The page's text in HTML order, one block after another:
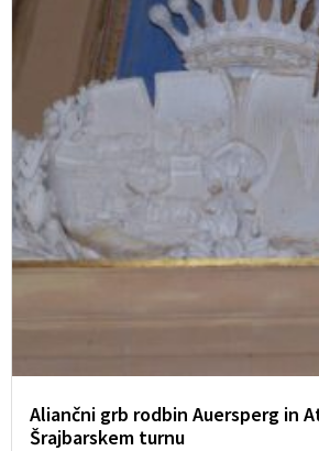
Aliančni grb rodbin Auersperg in
Šrajbarskem turnu